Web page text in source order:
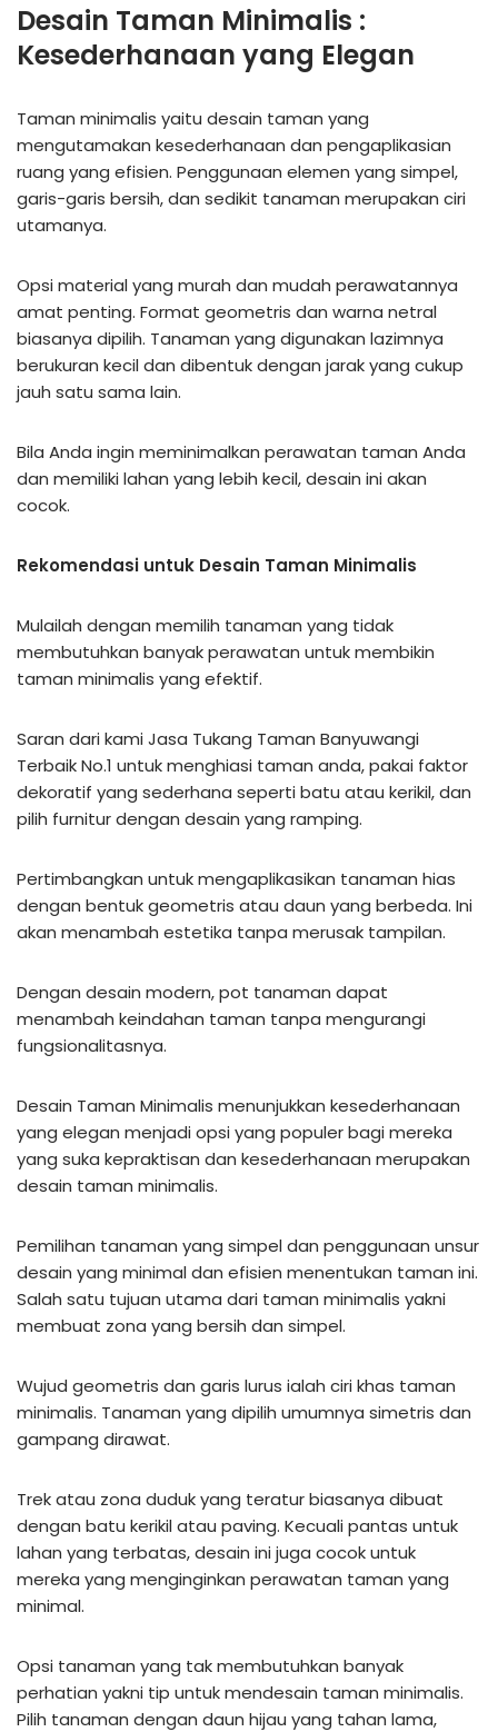
Desain Taman Minimalis :
Kesederhanaan yang Elegan
Taman minimalis yaitu desain taman yang
mengutamakan kesederhanaan dan pengaplikasian
ruang yang efisien. Penggunaan elemen yang simpel,
garis-garis bersih, dan sedikit tanaman merupakan ciri
utamanya.
Opsi material yang murah dan mudah perawatannya
amat penting. Format geometris dan warna netral
biasanya dipilih. Tanaman yang digunakan lazimnya
berukuran kecil dan dibentuk dengan jarak yang cukup
jauh satu sama lain.
Bila Anda ingin meminimalkan perawatan taman Anda
dan memiliki lahan yang lebih kecil, desain ini akan
cocok.
Rekomendasi untuk Desain Taman Minimalis
Mulailah dengan memilih tanaman yang tidak
membutuhkan banyak perawatan untuk membikin
taman minimalis yang efektif.
Saran dari kami Jasa Tukang Taman Banyuwangi
Terbaik No.1 untuk menghiasi taman anda, pakai faktor
dekoratif yang sederhana seperti batu atau kerikil, dan
pilih furnitur dengan desain yang ramping.
Pertimbangkan untuk mengaplikasikan tanaman hias
dengan bentuk geometris atau daun yang berbeda. Ini
akan menambah estetika tanpa merusak tampilan.
Dengan desain modern, pot tanaman dapat
menambah keindahan taman tanpa mengurangi
fungsionalitasnya.
Desain Taman Minimalis menunjukkan kesederhanaan
yang elegan menjadi opsi yang populer bagi mereka
yang suka kepraktisan dan kesederhanaan merupakan
desain taman minimalis.
Pemilihan tanaman yang simpel dan penggunaan unsur
desain yang minimal dan efisien menentukan taman ini.
Salah satu tujuan utama dari taman minimalis yakni
membuat zona yang bersih dan simpel.
Wujud geometris dan garis lurus ialah ciri khas taman
minimalis. Tanaman yang dipilih umumnya simetris dan
gampang dirawat.
Trek atau zona duduk yang teratur biasanya dibuat
dengan batu kerikil atau paving. Kecuali pantas untuk
lahan yang terbatas, desain ini juga cocok untuk
mereka yang menginginkan perawatan taman yang
minimal.
Opsi tanaman yang tak membutuhkan banyak
perhatian yakni tip untuk mendesain taman minimalis.
Pilih tanaman dengan daun hijau yang tahan lama,